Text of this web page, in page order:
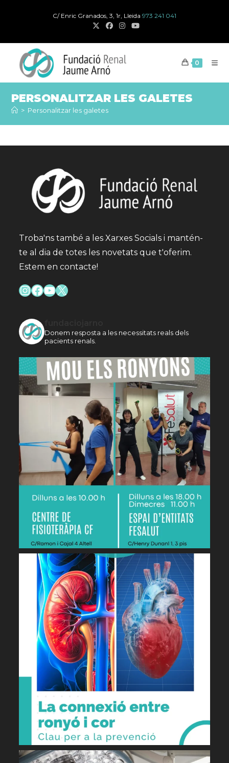
C/ Enric Granados, 3, 1r, Lleida 973 241 041
0
PERSONALITZAR LES GALETES
> Personalitzar les galetes
Troba'ns també a les Xarxes Socials i mantén-
te al dia de totes les novetats que t'oferim.
Estem en contacte!
Instagram
Facebook
YouTube
X
Donem resposta a les necessitats reals dels
pacients renals.